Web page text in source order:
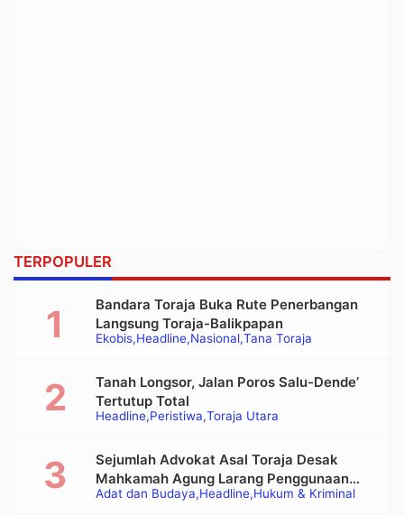
TERPOPULER
Ekobis Headline Nasional Tana Toraja
Bandara Toraja Buka Rute Penerbangan
Langsung Toraja-Balikpapan
Headline Peristiwa Toraja Utara
Tanah Longsor, Jalan Poros Salu-Dende’
Tertutup Total
Adat dan Budaya Headline Hukum & Kriminal
Sejumlah Advokat Asal Toraja Desak
Mahkamah Agung Larang Penggunaan
Alat Berat pada Eksekusi Rumah Adat